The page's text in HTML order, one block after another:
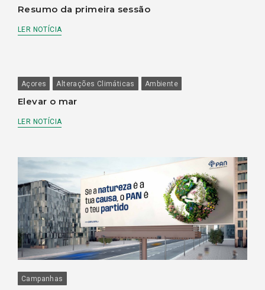
Resumo da primeira sessão
LER NOTÍCIA
Açores Alterações Climáticas Ambiente
Elevar o mar
LER NOTÍCIA
Campanhas